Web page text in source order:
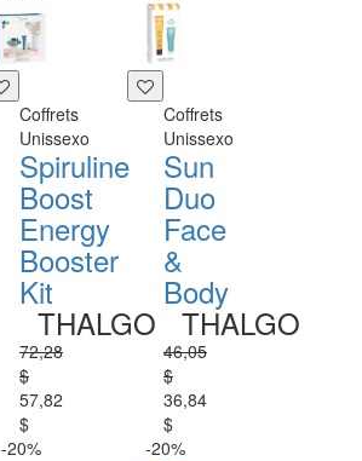
Coffrets
Unissexo
Spiruline
Boost
Energy
Booster
Kit
THALGO
72,28
$
57,82
$
Coffrets
Unissexo
Sun
Duo
Face
&
Body
THALGO
46,05
$
36,84
$
-20%
-20%